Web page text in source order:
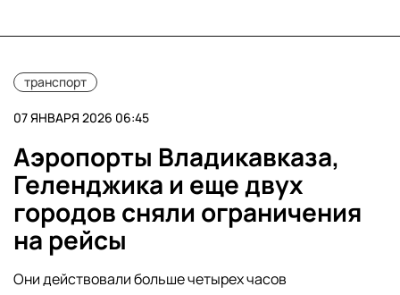
транспорт
07 ЯНВАРЯ 2026 06:45
Аэропорты Владикавказа,
Геленджика и еще двух
городов сняли ограничения
на рейсы
Они действовали больше четырех часов